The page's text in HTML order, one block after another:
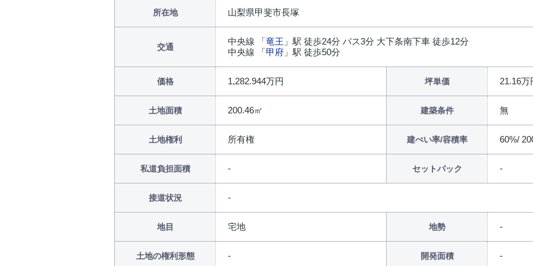
所在地 山梨県甲斐市長塚
交通
中央線 「竜王 」駅 徒歩24分 バス3分 大下条南下車 徒歩12分
中央線 「甲府 」駅 徒歩50分
価格 1,282.944万円 坪単価 21.16万
土地面積 200.46㎡ 建築条件 無
土地権利 所有権 建ぺい率/容積率 60%/
私道負担面積 セットバック
接道状況
地目 宅地 地勢
土地の権利形態 開発面積